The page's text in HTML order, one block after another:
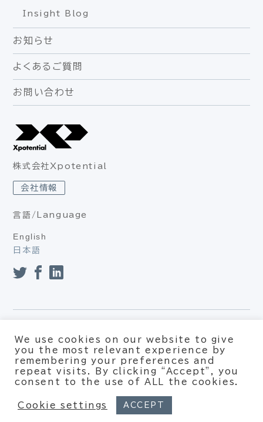
Insight Blog
お知らせ
よくあるご質問
お問い合わせ
株式会社Xpotential
会社情報
言語/Language
English
日本語
い）
利用約款
© Xpotential – All rights reserved
We use cookies on our website to give
you the most relevant experience by
remembering your preferences and
repeat visits. By clicking “Accept”, you
consent to the use of ALL the cookies.
Cookie settings ACCEPT